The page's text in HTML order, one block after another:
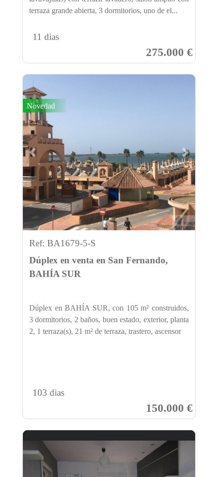
terraza grande abierta, 3 dormitorios, uno de el...
11 dias
275.000 €
Previous Next
Novedad
Ref: BA1679-5-S
Dúplex en venta en San Fernando,
BAHÍA SUR
Dúplex en BAHÍA SUR, con 105 m² construidos,
3 dormitorios, 2 baños, buen estado, exterior, planta
2, 1 terraza(s), 21 m² de terraza, trastero, ascensor
103 dias
150.000 €